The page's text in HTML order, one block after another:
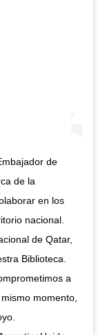
de
de la
en los
nacional.
de Qatar,
Biblioteca.
a
momento,